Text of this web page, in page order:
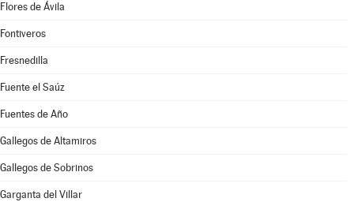
Flores de Ávila
Fontiveros
Fresnedilla
Fuente el Saúz
Fuentes de Año
Gallegos de Altamiros
Gallegos de Sobrinos
Garganta del Villar